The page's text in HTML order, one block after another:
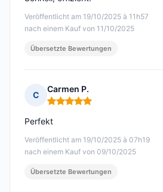
Veröffentlicht am 19/10/2025 à 11h57
nach einem Kauf von 11/10/2025
Übersetzte Bewertungen
C
Carmen P.
Hinweis: 5 von 5
Veröffentlicht am 19/10/2025 à 07h19
nach einem Kauf von 09/10/2025
Perfekt
Übersetzte Bewertungen